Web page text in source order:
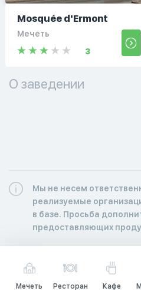
Mosquée d'Ermont
Мечеть
3
О заведении
Мы не несем
реализуемые
в базе. Просьба
предоставляющих
Мечеть Ресторан Кафе